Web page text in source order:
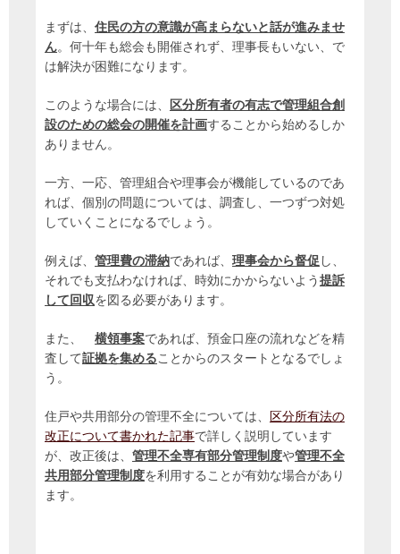
まずは、 住民の方の意識が高まらないと話が進みませ
ん。何十年も総会も開催されず、理事長もいない、で
は解決が困難になります。
このような場合には、
区分所有者の有志で管理組合創
設のための総会の開催を計画することから始めるしか
ありません。
一方、一応、管理組合や理事会が機能しているのであ
れば、個別の問題については、調査し、一つずつ対処
していくことになるでしょう。
例えば、 管理費の滞納であれば、 理事会から督促 し、
それでも支払わなければ、時効にかからないよう 提訴
して回収を図る必要があります。
また、 横領事案であれば、預金口座の流れなどを精
査して証拠を集めることからのスタートとなるでしょ
う。
住戸や共用部分の管理不全については、
区分所有法の
改正について書かれた記事で詳しく説明しています
が、改正後は、 管理不全専有部分管理制度や管理不全
共用部分管理制度を利用することが有効な場合があり
ます。